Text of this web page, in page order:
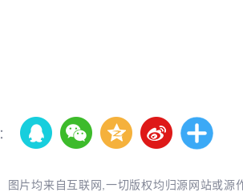
图片均来自互联网,一切版权均归源网站或源